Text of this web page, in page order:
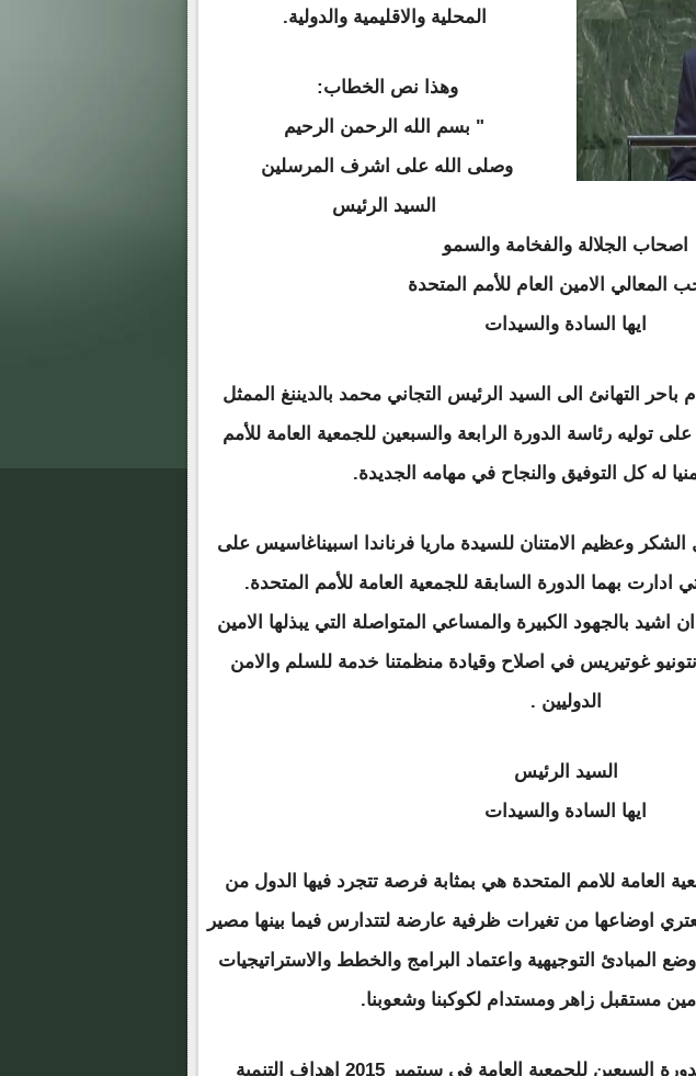
المحلية والاقليمية والدولية.
وهذا نص الخطاب:
" بسم الله الرحمن الرحيم
وصلى الله على اشرف المرسلين
السيد الرئيس
اصحاب الجلالة والفخامة والسمو
المعالي الامين العام للأمم المتحدة
ايها السادة والسيدات
التهانئ الى السيد الرئيس التجاني محمد بالديننغ الممثل
على توليه رئاسة الدورة الرابعة والسبعين للجمعية العامة للأمم
له كل التوفيق والنجاح في مهامه الجديدة.
وعظيم الامتنان للسيدة ماريا فرناندا اسبيناغاسيس على
ادارت بهما الدورة السابقة للجمعية العامة للأمم المتحدة.
اشيد بالجهود الكبيرة والمساعي المتواصلة التي يبذلها الامين
غوتيريس في اصلاح وقيادة منظمتنا خدمة للسلم والامن
الدوليين .
السيد الرئيس
ايها السادة والسيدات
العامة للامم المتحدة هي بمثابة فرصة تتجرد فيها الدول من
اوضاعها من تغيرات ظرفية عارضة لتتدارس فيما بينها مصير
المبادئ التوجيهية واعتماد البرامج والخطط والاستراتيجيات
مستقبل زاهر ومستدام لكوكبنا وشعوبنا.
وفي هذا السياق أطلقت الدورة السبعين للجمعية العامة في سبتمبر 2015 اهداف التنمية